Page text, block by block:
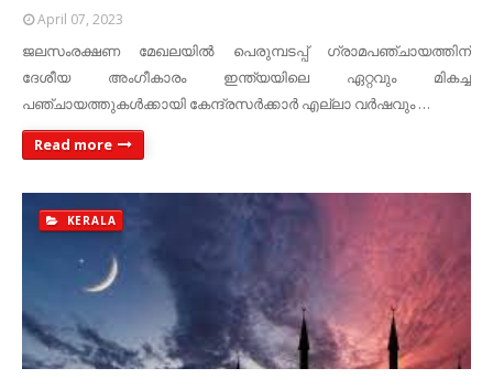
April 07, 2023
ജലസംരക്ഷണ മേഖലയിൽ പെരുമ്പടപ്പ് ഗ്രാമപഞ്ചായത്തിന്
ദേശീയ അംഗീകാരം ഇന്ത്യയിലെ ഏറ്റവും മികച്ച
പഞ്ചായത്തുകൾക്കായി കേന്ദ്രസർക്കാർ എല്ലാ വർഷവും …
Read more
KERALA